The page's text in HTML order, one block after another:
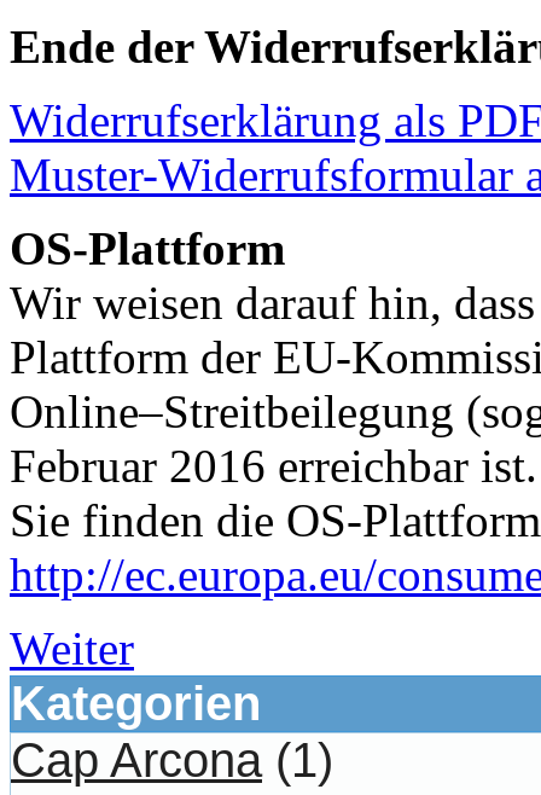
Ende der
Widerrufserklärung als
Muster-Widerrufsformular
OS-Plattform
Wir weisen darauf hin,
Plattform der EU-
Online–Streitbeilegung
Februar 2016 erreichbar ist.
Sie finden die OS-
http://ec.europa.eu/
Weiter
Kategorien
Cap Arcona(1)